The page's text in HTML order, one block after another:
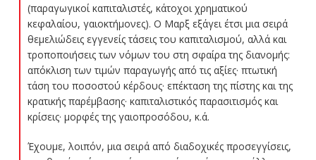
(παραγωγικοί καπιταλιστές, κάτοχοι χρηματικού
κεφαλαίου, γαιοκτήμονες). Ο Μαρξ εξάγει έτσι μια σειρά
θεμελιώδεις εγγενείς τάσεις του καπιταλισμού, αλλά και
τροποποιήσεις των νόμων του στη σφαίρα της διανομής:
απόκλιση των τιμών παραγωγής από τις αξίες· πτωτική
τάση του ποσοστού κέρδους· επέκταση της πίστης και της
κρατικής παρέμβασης· καπιταλιστικός παρασιτισμός και
κρίσεις· μορφές της γαιοπροσόδου, κ.ά.
Έχουμε, λοιπόν, μια σειρά από διαδοχικές προσεγγίσεις,